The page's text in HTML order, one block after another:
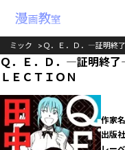
コミック Ｑ．Ｅ．Ｄ．―証明
Ｑ．Ｅ．Ｄ．―証明終
ＬＥＣＴＩＯＮ
作家名
出版社